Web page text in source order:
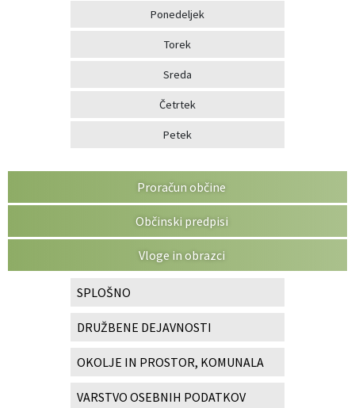
Ponedeljek
Torek
Sreda
Četrtek
Petek
Proračun občine
Občinski predpisi
Vloge in obrazci
SPLOŠNO
DRUŽBENE DEJAVNOSTI
OKOLJE IN PROSTOR, KOMUNALA
VARSTVO OSEBNIH PODATKOV